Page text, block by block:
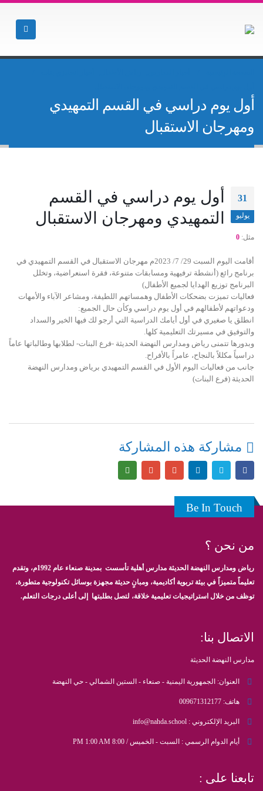
أول يوم دراسي في القسم التمهيدي
ومهرجان الاستقبال
31
يوليو
أول يوم دراسي في القسم
التمهيدي ومهرجان الاستقبال
مثل: 0
أقامت اليوم السبت 29/ 7/ 2023م مهرجان الاستقبال في القسم التمهيدي في
برنامج رائع (أنشطة ترفيهية ومسابقات متنوعة، فقرة اسنعراضية، وتخلل
البرنامج توزيع الهدايا لجميع الأطفال)
فعاليات تميزت بضحكات الأطفال وهمساتهم اللطيفة، ومشاعر الآباء والأمهات
ودعواتهم لأطفالهم في أول يوم دراسي وكأن حال الجميع:
انطلق يا صغيري في أول أيامك الدراسية التي أرجو لك فيها الخير والسداد
والتوفيق في مسيرتك التعليمية كلها.
وبدورها تتمنى رياض ومدارس النهضة الحديثة -فرع البنات- لطلابها وطالباتها عاماً
دراسياً مكللاً بالنجاح، عامراً بالأفراح.
جانب من فعاليات اليوم الأول في القسم التمهيدي برياض ومدارس النهضة
الحديثة (فرع البنات)
مشاركة هذه المشاركة
Be In Touch
من نحن ؟
رياض ومدارس النهضة الحديثة مدارس أهلية تأسست بمدينة صنعاء عام 1992م، وتقدم
تعليماً متميزاً في بيئة تربوية أكاديمية، ومبانٍ حديثة مجهزة بوسائل تكنولوجية متطورة،
توظف من خلال استراتيجيات تعليمية خلاقة، لتصل بطلبتها إلى أعلى درجات التعلم.
الاتصال بنا:
مدارس النهضة الحديثة
العنوان: الجمهورية اليمنية - صنعاء - الستين الشمالي - حي النهضة
هاتف: 009671312177
البريد الإلكتروني : info@nahda.school
أيام الدوام الرسمي : السبت - الخميس / 8:00 PM 1:00 AM
تابعنا على :